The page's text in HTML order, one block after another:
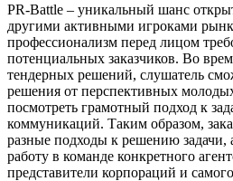
PR-Battle – уникальный шанс
другими активными игроками
профессионализм перед лицом
потенциальных заказчиков. Во
тендерных решений, слушатель
решения от перспективных
посмотреть грамотный подход к
коммуникаций. Таким образом,
разные подходы к решению задачи,
работу в команде конкретного
представители корпораций и